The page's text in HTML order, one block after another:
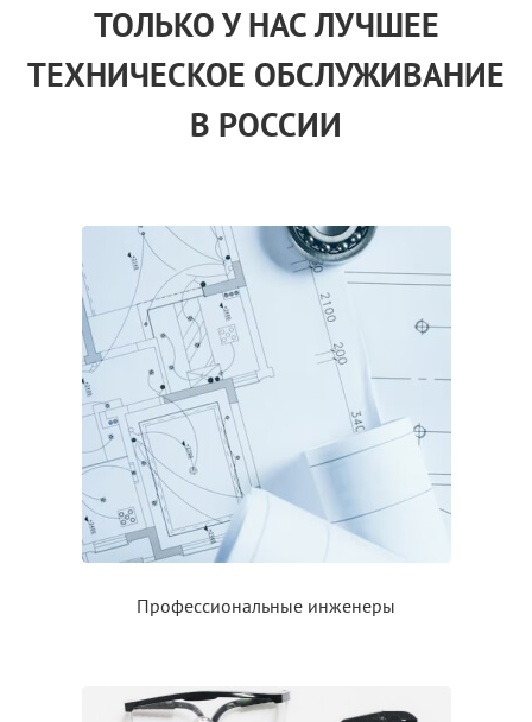
ТОЛЬКОУ НАСЛУЧШЕЕ
ТЕХНИЧЕСКОЕ ОБСЛУЖИВАНИЕ
В РОССИИ
Профессиональные инженеры